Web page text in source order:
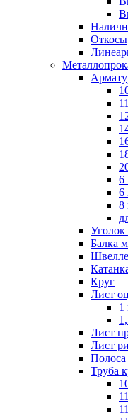
Откосы
6
6
8
Уголок
Балка
Круг
Лист
1
Лист
Лист
Полоса
Труба